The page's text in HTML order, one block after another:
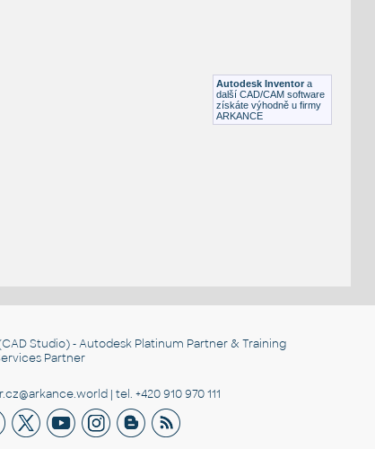
Plastové součásti
Autodesk Inventor a
další CAD/CAM software
získáte výhodně u firmy
ARKANCE
Studio) - Autodesk Platinum Partner & Training
Partner
| tel. +420 910 970 111